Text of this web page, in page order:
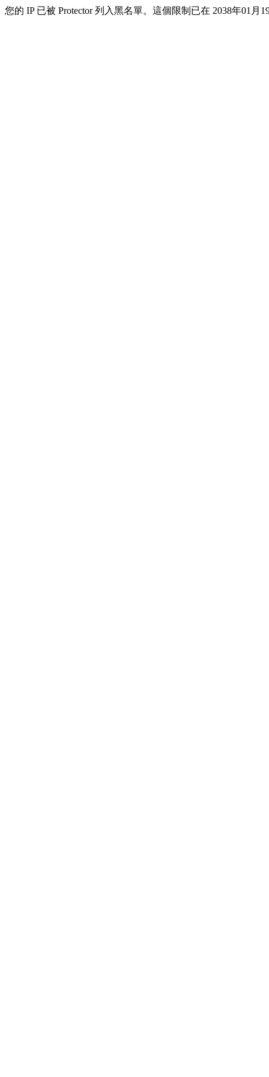
您的 IP 已被 Protector 列入黑名單。這個限制已在 2038年01月